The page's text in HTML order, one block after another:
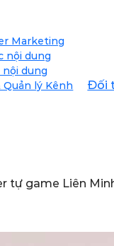
Marketing
nội dung
nội dung
Quản lý Kênh
Đối
tự game Liên